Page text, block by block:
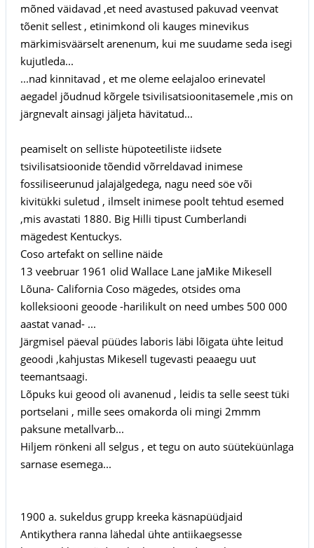
mõned väidavad ,et need avastused pakuvad veenvat
tõenit sellest , etinimkond oli kauges minevikus
märkimisväärselt arenenum, kui me suudame seda isegi
kujutleda...
...nad kinnitavad , et me oleme eelajaloo erinevatel
aegadel jõudnud kõrgele tsivilisatsioonitasemele ,mis on
järgnevalt ainsagi jäljeta hävitatud...
peamiselt on selliste hüpoteetiliste iidsete
tsivilisatsioonide tõendid võrreldavad inimese
fossiliseerunud jalajälgedega, nagu need söe või
kivitükki suletud , ilmselt inimese poolt tehtud esemed
,mis avastati 1880. Big Hilli tipust Cumberlandi
mägedest Kentuckys.
Coso artefakt on selline näide
13 veebruar 1961 olid Wallace Lane jaMike Mikesell
Lõuna- California Coso mägedes, otsides oma
kolleksiooni geoode -harilikult on need umbes 500 000
aastat vanad- ...
Järgmisel päeval püüdes laboris läbi lõigata ühte leitud
geoodi ,kahjustas Mikesell tugevasti peaaegu uut
teemantsaagi.
Lõpuks kui geood oli avanenud , leidis ta selle seest tüki
portselani , mille sees omakorda oli mingi 2mmm
paksune metallvarb...
Hiljem rönkeni all selgus , et tegu on auto süüteküünlaga
sarnase esemega...
1900 a. sukeldus grupp kreeka käsnapüüdjaid
Antikythera ranna lähedal ühte antiikaegsesse